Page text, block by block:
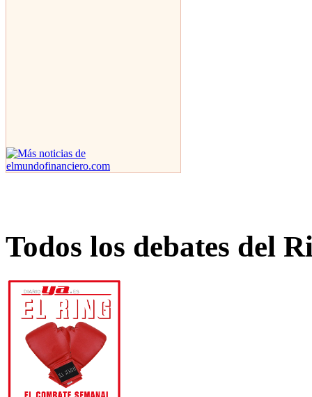
Todos los debates del